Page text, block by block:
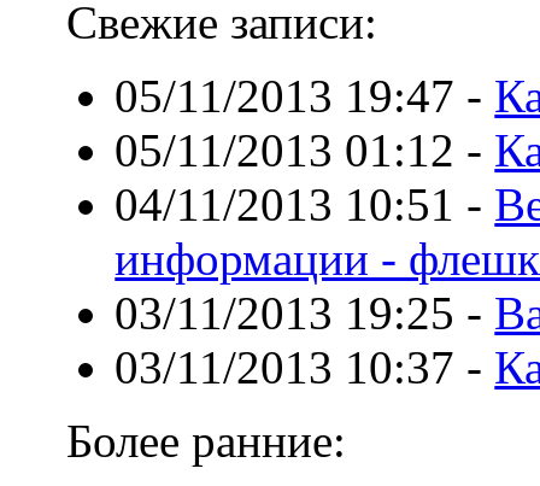
Свежие записи:
05/11/2013 19:47 -
05/11/2013 01:12 -
04/11/2013 10:51 -
информации -
03/11/2013 19:25 -
03/11/2013 10:37 -
Более ранние: